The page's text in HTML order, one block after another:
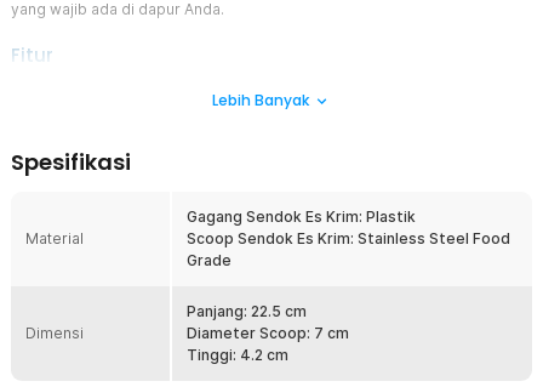
yang wajib ada di dapur Anda.
Fitur
Nyaman Digunakan, Genggaman Mantap
agar tidak membuat tangan pegal meskipun digunakan berkali-kali.
atau saat acara kumpul keluarga.
Bentuk Bulat Presisi Setiap Kali
Hasil scoop lebih rapi dan konsisten! Dilengkapi sistem pegas yang
krim secara sempurna. Tidak perlu lagi mencungkil manual atau
khawatir es krim menempel di sendok.
Bahan Stainless Steel yang Tahan Lama
Lebih Banyak
Spesifikasi
Material
Gagang Sendok Es Krim: Plastik
Scoop Sendok Es Krim: Stainless Steel Food
Grade
Dimensi
Panjang: 22.5 cm
Diameter Scoop: 7 cm
Tinggi: 4.2 cm